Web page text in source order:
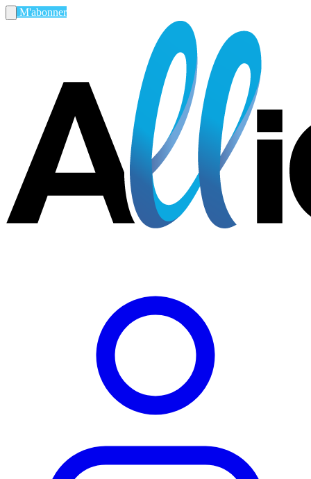
M'abonner